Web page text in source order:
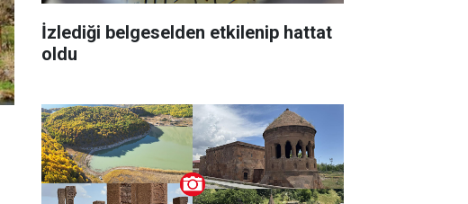
İzlediği belgeselden etkilenip hattat
oldu